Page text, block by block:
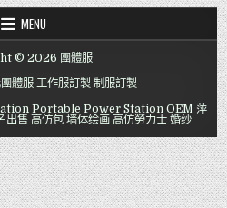
MENU
© 2026 團體服
體服 工作服訂製 制服訂製
Portable Power Station OEM 萍
出售 高仿包 墙体绘画 高仿勞力士 婚纱